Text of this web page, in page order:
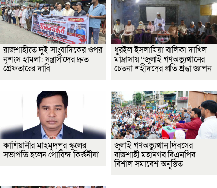
রাজশাহীতে দুই সাংবাদিকের ওপর
নৃশংস হামলা: সন্ত্রাসীদের দ্রুত
গ্রেফতারের দাবি
ধুরইল ইসলামিয়া বালিকা দাখিল
মাদ্রাসায় “জুলাই গণঅভ্যুত্থানের
চেতনা শহীদদের প্রতি শ্রদ্ধা জ্ঞাপন
কাশিয়ানীর মাহমুদপুর স্কুলের
সভাপতি হলেন গোবিন্দ কির্ত্তনীয়া
জুলাই গণঅভ্যুত্থান দিবসের
রাজশাহী মহানগর বিএনপির
বিশাল সমাবেশ অনুষ্ঠিত